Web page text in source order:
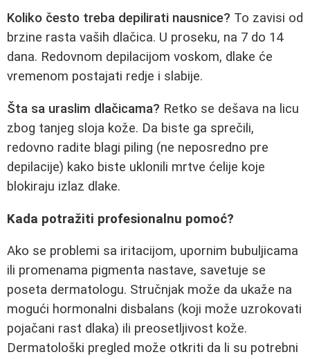
Koliko često treba depilirati nausnice? To zavisi od
brzine rasta vaših dlačica. U proseku, na 7 do 14
dana. Redovnom depilacijom voskom, dlake će
vremenom postajati redje i slabije.
Šta sa uraslim dlačicama? Retko se dešava na licu
zbog tanjeg sloja kože. Da biste ga sprečili,
redovno radite blagi piling (ne neposredno pre
depilacije) kako biste uklonili mrtve ćelije koje
blokiraju izlaz dlake.
Kada potražiti profesionalnu pomoć?
Ako se problemi sa iritacijom, upornim bubuljicama
ili promenama pigmenta nastave, savetuje se
poseta dermatologu. Stručnjak može da ukaže na
mogući hormonalni disbalans (koji može uzrokovati
pojačani rast dlaka) ili preosetljivost kože.
Dermatološki pregled može otkriti da li su potrebni